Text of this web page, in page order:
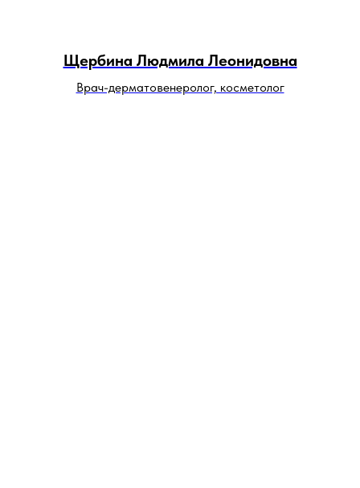
Щербина Людмила Леонидовна
Врач-дерматовенеролог, косметолог